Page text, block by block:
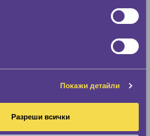
Покажи детайли
Разреши всички